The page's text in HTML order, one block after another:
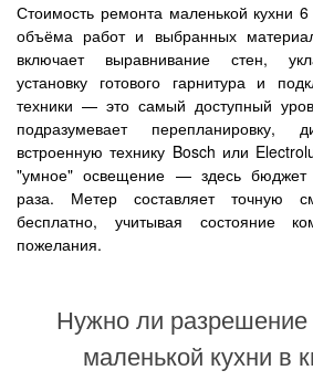
Стоимость ремонта маленькой кухни
объёма работ и выбранных
включает выравнивание стен,
установку готового гарнитура и
техники — это самый доступный
подразумевает перепланировку,
встроенную технику Bosch или
"умное" освещение — здесь бюджет
раза. Метер составляет точную
бесплатно, учитывая состояние
пожелания.
Нужно ли разрешение
маленькой кухни в